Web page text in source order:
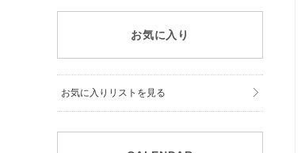
お気に入り
お気に入りリストを見る